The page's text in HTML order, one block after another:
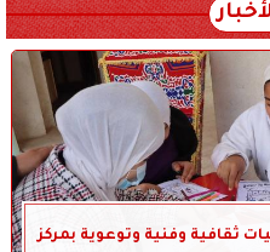
ثقافية وفنية وتوعوية بمركز